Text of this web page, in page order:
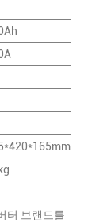
터 브랜드를